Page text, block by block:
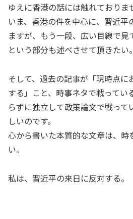
ゆえに香港の話には触れておりま
いま、香港の件を中心に、習近平
ますが、もう一段、広い目線で
という部分も述べさせて頂きたい。
そして、過去の記事が「現時点に
する」こと、時事ネタで戦ってい
らずに独立して政策論文で戦って
しいのです。
心から書いた本質的な文章は、時
い。
私は、習近平の来日に反対する。